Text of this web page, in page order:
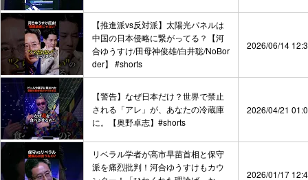
【推進派vs反対派】太陽光パネルは
中国の日本侵略に繋がってる？【河
合ゆうすけ/田母神俊雄/白井聡/NoBor
der】 #shorts
2026/06/14
【警告】なぜ日本だけ？世界で禁止
される「アレ」が、あなたの冷蔵庫
に。【奥野卓志】#shorts
2026/04/21
リベラル学者が高市早苗首相と保守
派を痛烈批判！河合ゆうすけもカウ
2026/01/17